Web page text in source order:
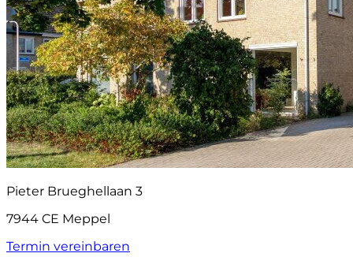
Pieter Brueghellaan 3
7944 CE Meppel
Termin vereinbaren